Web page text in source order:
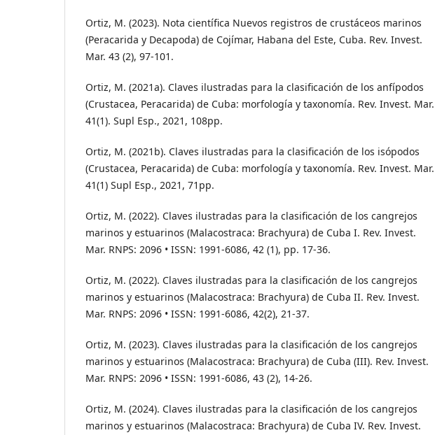
Ortiz, M. (2023). Nota científica Nuevos registros de crustáceos marinos
(Peracarida y Decapoda) de Cojímar, Habana del Este, Cuba. Rev. Invest.
Mar. 43 (2), 97-101.
Ortiz, M. (2021a). Claves ilustradas para la clasificación de los anfípodos
(Crustacea, Peracarida) de Cuba: morfología y taxonomía. Rev. Invest. Mar.
41(1). Supl Esp., 2021, 108pp.
Ortiz, M. (2021b). Claves ilustradas para la clasificación de los isópodos
(Crustacea, Peracarida) de Cuba: morfología y taxonomía. Rev. Invest. Mar.
41(1) Supl Esp., 2021, 71pp.
Ortiz, M. (2022). Claves ilustradas para la clasificación de los cangrejos
marinos y estuarinos (Malacostraca: Brachyura) de Cuba I. Rev. Invest.
Mar. RNPS: 2096 • ISSN: 1991-6086, 42 (1), pp. 17-36.
Ortiz, M. (2022). Claves ilustradas para la clasificación de los cangrejos
marinos y estuarinos (Malacostraca: Brachyura) de Cuba II. Rev. Invest.
Mar. RNPS: 2096 • ISSN: 1991-6086, 42(2), 21-37.
Ortiz, M. (2023). Claves ilustradas para la clasificación de los cangrejos
marinos y estuarinos (Malacostraca: Brachyura) de Cuba (III). Rev. Invest.
Mar. RNPS: 2096 • ISSN: 1991-6086, 43 (2), 14-26.
Ortiz, M. (2024). Claves ilustradas para la clasificación de los cangrejos
marinos y estuarinos (Malacostraca: Brachyura) de Cuba IV. Rev. Invest.